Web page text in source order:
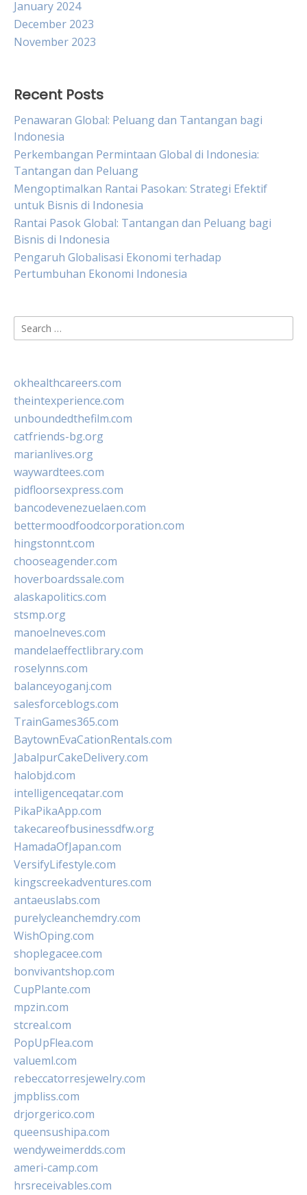
January 2024
December 2023
November 2023
Recent Posts
Penawaran Global: Peluang dan Tantangan bagi
Indonesia
Perkembangan Permintaan Global di Indonesia:
Tantangan dan Peluang
Mengoptimalkan Rantai Pasokan: Strategi Efektif
untuk Bisnis di Indonesia
Rantai Pasok Global: Tantangan dan Peluang bagi
Bisnis di Indonesia
Pengaruh Globalisasi Ekonomi terhadap
Pertumbuhan Ekonomi Indonesia
Search
for:
okhealthcareers.com
theintexperience.com
unboundedthefilm.com
catfriends-bg.org
marianlives.org
waywardtees.com
pidfloorsexpress.com
bancodevenezuelaen.com
bettermoodfoodcorporation.com
hingstonnt.com
chooseagender.com
hoverboardssale.com
alaskapolitics.com
stsmp.org
manoelneves.com
mandelaeffectlibrary.com
roselynns.com
balanceyoganj.com
salesforceblogs.com
TrainGames365.com
BaytownEvaCationRentals.com
JabalpurCakeDelivery.com
halobjd.com
intelligenceqatar.com
PikaPikaApp.com
takecareofbusinessdfw.org
HamadaOfJapan.com
VersifyLifestyle.com
kingscreekadventures.com
antaeuslabs.com
purelycleanchemdry.com
WishOping.com
shoplegacee.com
bonvivantshop.com
CupPlante.com
mpzin.com
stcreal.com
PopUpFlea.com
valueml.com
rebeccatorresjewelry.com
jmpbliss.com
drjorgerico.com
queensushipa.com
wendyweimerdds.com
ameri-camp.com
hrsreceivables.com